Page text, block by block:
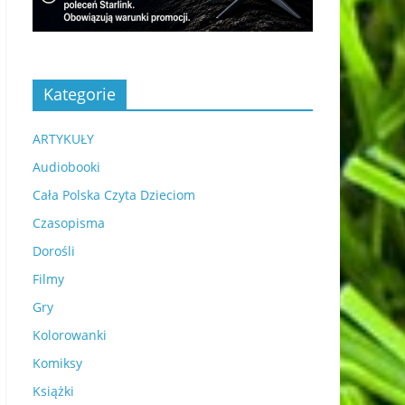
Kategorie
ARTYKUŁY
Audiobooki
Cała Polska Czyta Dzieciom
Czasopisma
Dorośli
Filmy
Gry
Kolorowanki
Komiksy
Książki